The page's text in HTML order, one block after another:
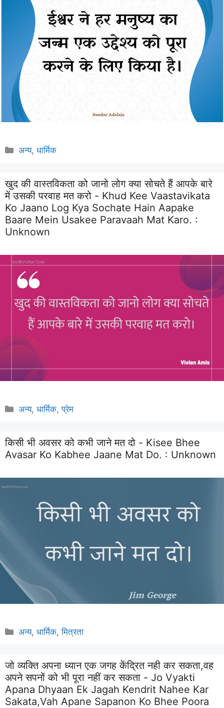
Categories
अन्य,धार्मिक
खुद की वास्तविकता को जानो लोग क्या सोचते हैं आपके बारे
में उसकी परवाह मत करो - Khud Kee Vaastavikata
Ko Jaano Log Kya Sochate Hain Aapake
Baare Mein Usakee Paravaah Mat Karo. :
Unknown
Categories
अन्य,धार्मिक,प्रेम
किसी भी अवसर को कभी जाने मत दो - Kisee Bhee
Avasar Ko Kabhee Jaane Mat Do. : Unknown
Categories
अन्य,धार्मिक,मित्रता
जो व्यक्ति अपना ध्यान एक जगह केंद्रित नही कर सकता,वह
अपने सपनों को भी पूरा नहीं कर सकता - Jo Vyakti
Apana Dhyaan Ek Jagah Kendrit Nahee Kar
Sakata,vah Apane Sapanon Ko Bhee Poora